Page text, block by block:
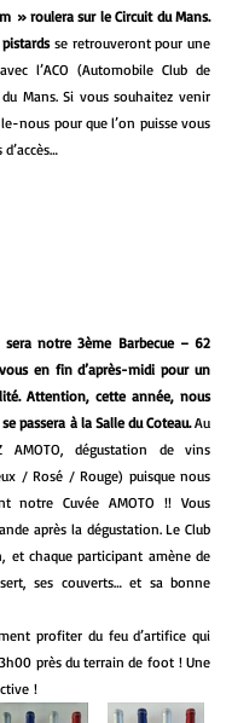
» roulera sur le Circuit du Mans.
se retrouveront pour une
l’ACO (Automobile Club de
Mans. Si vous souhaitez venir
nous pour que l’on puisse vous
sera notre 3ème Barbecue – 62
en fin d’après-midi pour un
Attention, cette année, nous
passera à la Salle du Coteau. Au
AMOTO, dégustation de vins
/ Rosé / Rouge) puisque nous
notre Cuvée AMOTO !! Vous
après la dégustation. Le Club
et chaque participant amène de
ses couverts… et sa bonne
profiter du feu d’artifice qui
près du terrain de foot ! Une
!